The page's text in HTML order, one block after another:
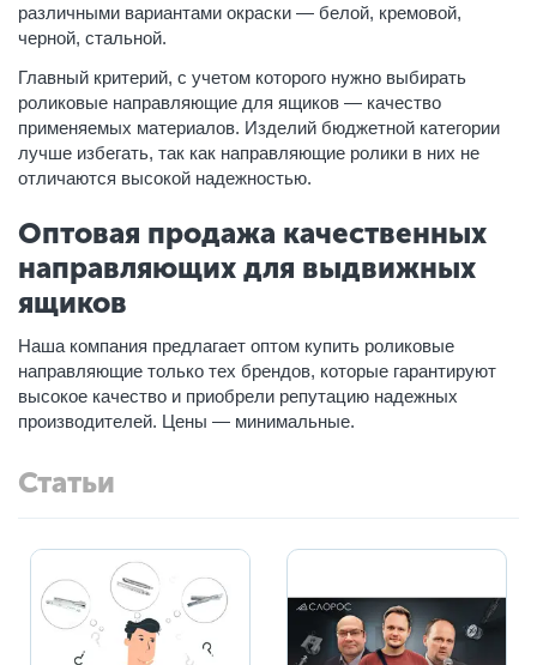
различными вариантами окраски — белой, кремовой,
черной, стальной.
Главный критерий, с учетом которого нужно выбирать
роликовые направляющие для ящиков — качество
применяемых материалов. Изделий бюджетной категории
лучше избегать, так как направляющие ролики в них не
отличаются высокой надежностью.
Оптовая продажа качественных
направляющих для выдвижных
ящиков
Наша компания предлагает оптом купить роликовые
направляющие только тех брендов, которые гарантируют
высокое качество и приобрели репутацию надежных
производителей. Цены — минимальные.
Статьи